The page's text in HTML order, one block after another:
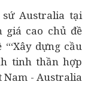
Australia tại
giá cao chủ đề
dựng cầu
tinh thần hợp
Nam - Australia